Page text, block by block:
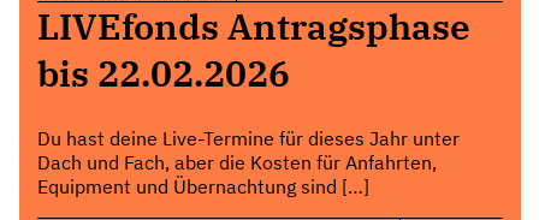
LIVEfonds Antragsphase
bis 22.02.2026
Du hast deine Live-Termine für dieses Jahr unter
Dach und Fach, aber die Kosten für Anfahrten,
Equipment und Übernachtung sind […]